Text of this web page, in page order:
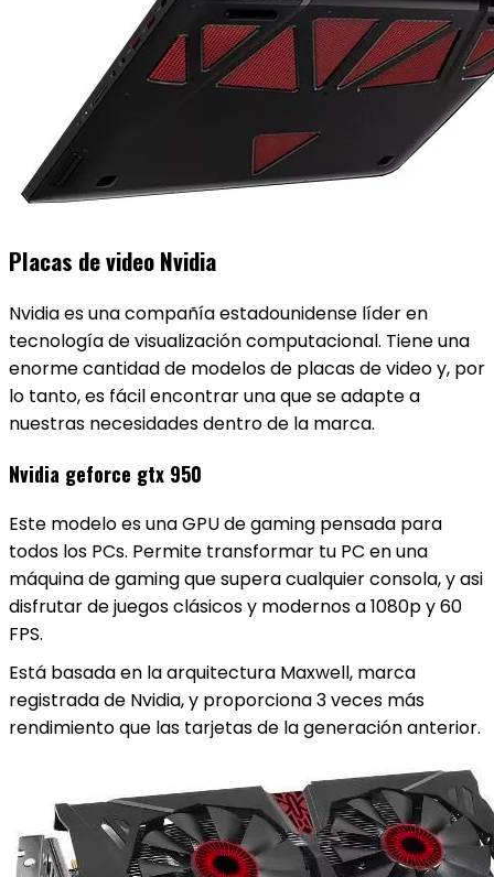
Placas de video Nvidia
Nvidia es una compañía estadounidense líder en
tecnología de visualización computacional. Tiene una
enorme cantidad de modelos de placas de video y, por
lo tanto, es fácil encontrar una que se adapte a
nuestras necesidades dentro de la marca.
Nvidia geforce gtx 950
Este modelo es una GPU de gaming pensada para
todos los PCs. Permite transformar tu PC en una
máquina de gaming que supera cualquier consola, y asi
disfrutar de juegos clásicos y modernos a 1080p y 60
FPS.
Está basada en la arquitectura Maxwell, marca
registrada de Nvidia, y proporciona 3 veces más
rendimiento que las tarjetas de la generación anterior.